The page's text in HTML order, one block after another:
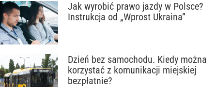
Jak wyrobić prawo jazdy w Polsce?
Instrukcja od „Wprost Ukraina”
Dzień bez samochodu. Kiedy można
korzystać z komunikacji miejskiej
bezpłatnie?